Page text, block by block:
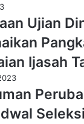
Ujian
Ijasah